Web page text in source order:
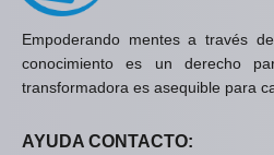
Empoderando mentes a través
conocimiento es un derecho
transformadora es asequible para
AYUDA CONTACTO: